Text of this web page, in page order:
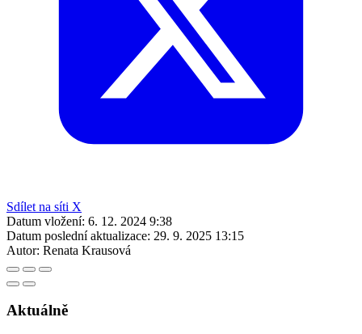
Sdílet na síti X
Datum vložení: 6. 12. 2024 9:38
Datum poslední aktualizace: 29. 9. 2025 13:15
Autor: Renata Krausová
Aktuálně